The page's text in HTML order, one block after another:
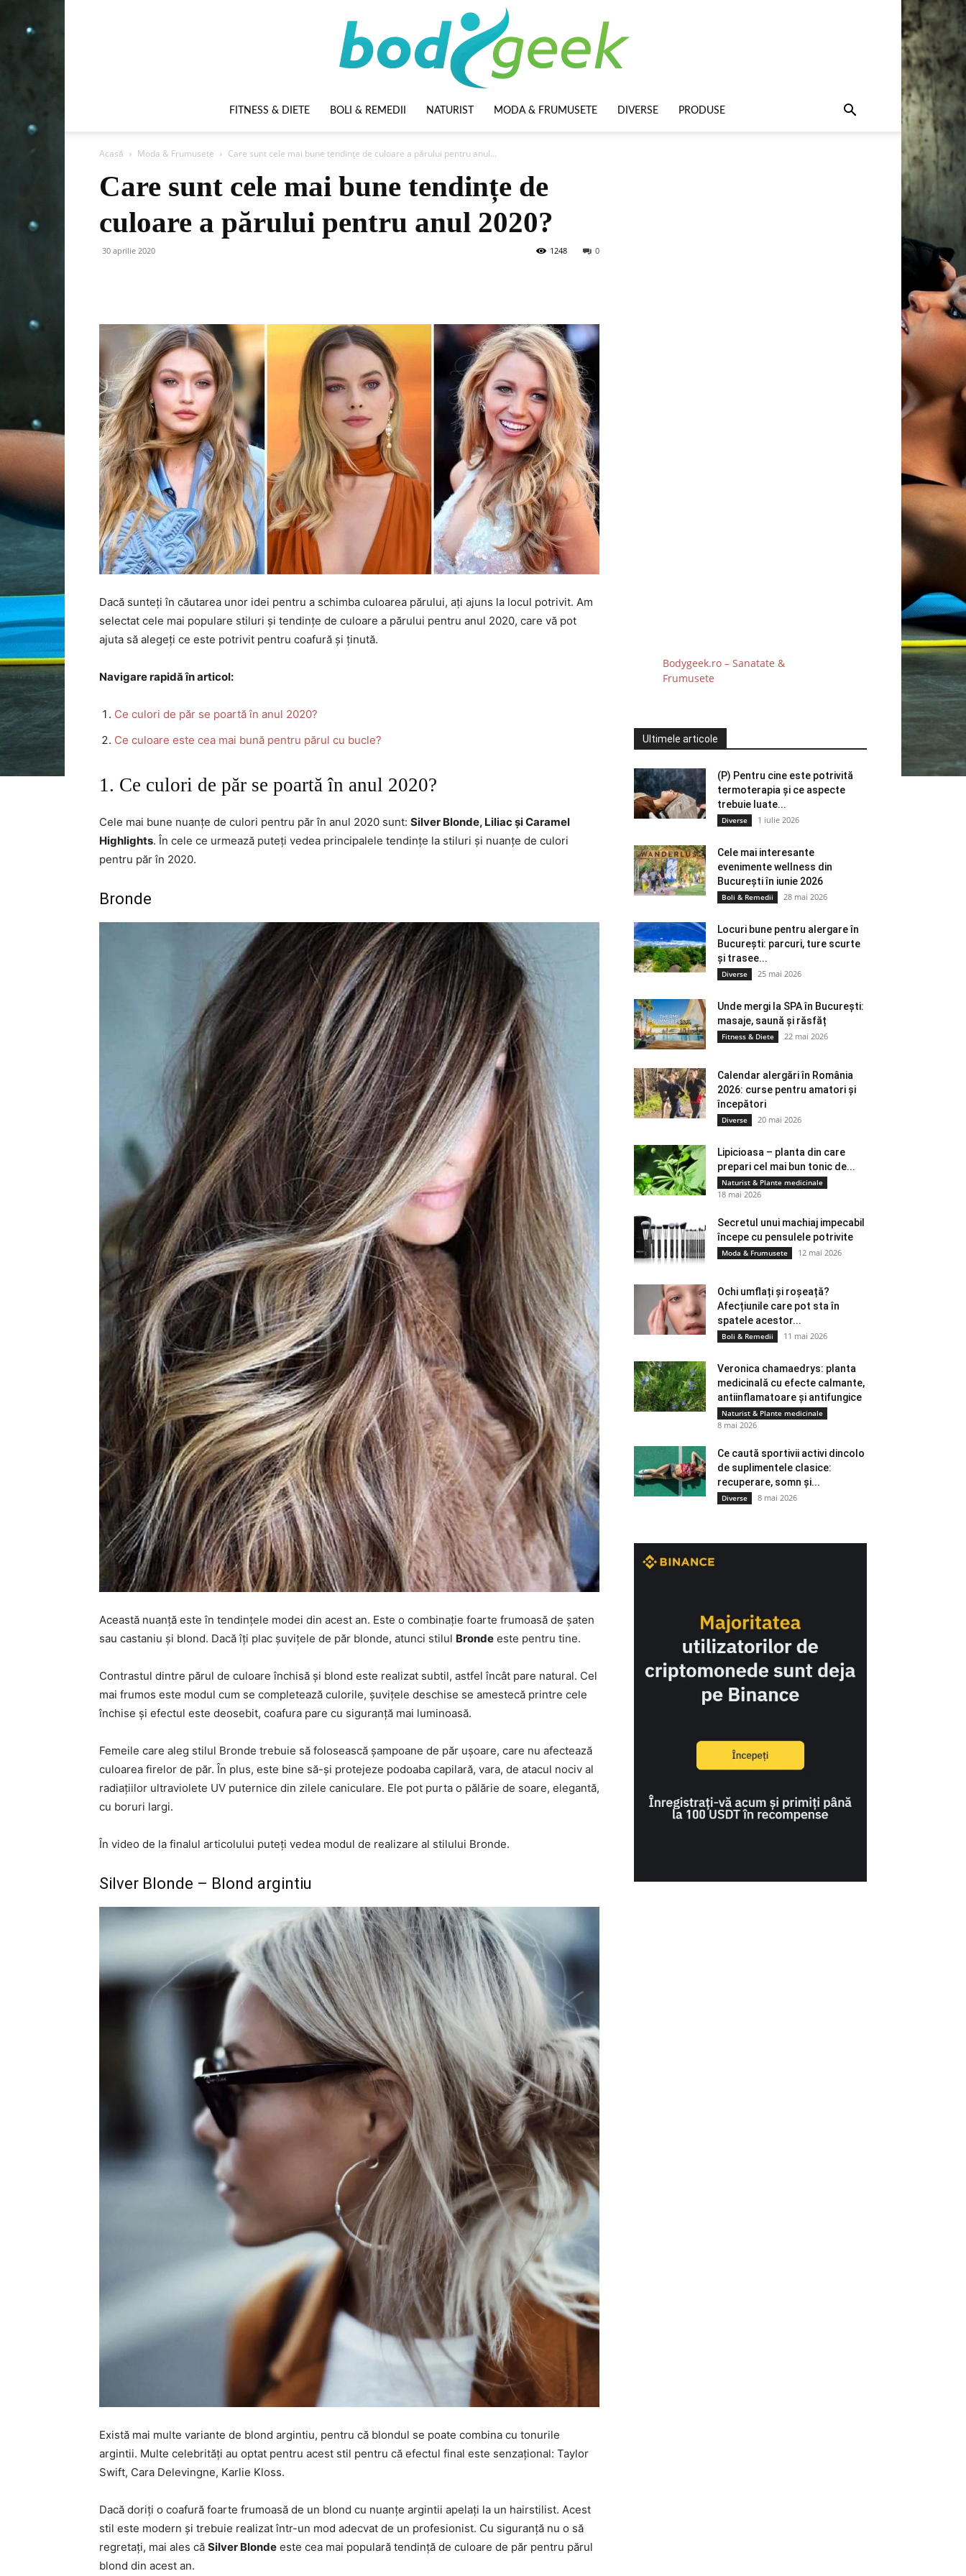
FITNESS & DIETE BOLI & REMEDII NATURIST MODA & FRUMUSETE DIVERSE PRODUSE
Acasă Moda & Frumusete Care sunt cele mai bune tendințe de culoare a părului pentru anul...
Care sunt cele mai bune tendințe de
culoare a părului pentru anul 2020?
30 aprilie 2020 0
1248
Dacă sunteți în căutarea unor idei pentru a schimba culoarea părului, ați ajuns la locul potrivit. Am
selectat cele mai populare stiluri și tendințe de culoare a părului pentru anul 2020, care vă pot
ajuta să alegeți ce este potrivit pentru coafură și ținută.
Navigare rapidă în articol:
Ce culori de păr se poartă în anul 2020?
Ce culoare este cea mai bună pentru părul cu bucle?
1. Ce culori de păr se poartă în anul 2020?
Cele mai bune nuanțe de culori pentru păr în anul 2020 sunt: Silver Blonde, Liliac și Caramel
Highlights. În cele ce urmează puteți vedea principalele tendințe la stiluri și nuanțe de culori
pentru păr în 2020.
Bronde
Această nuanță este în tendințele modei din acest an. Este o combinație foarte frumoasă de șaten
sau castaniu și blond. Dacă îți plac șuvițele de păr blonde, atunci stilul Bronde este pentru tine.
Contrastul dintre părul de culoare închisă și blond este realizat subtil, astfel încât pare natural. Cel
mai frumos este modul cum se completează culorile, șuvițele deschise se amestecă printre cele
închise și efectul este deosebit, coafura pare cu siguranță mai luminoasă.
Femeile care aleg stilul Bronde trebuie să folosească șampoane de păr ușoare, care nu afectează
culoarea firelor de păr. În plus, este bine să-și protejeze podoaba capilară, vara, de atacul nociv al
radiațiilor ultraviolete UV puternice din zilele caniculare. Ele pot purta o pălărie de soare, elegantă,
cu boruri largi.
În video de la finalul articolului puteți vedea modul de realizare al stilului Bronde.
Silver Blonde – Blond argintiu
Există mai multe variante de blond argintiu, pentru că blondul se poate combina cu tonurile
argintii. Multe celebrități au optat pentru acest stil pentru că efectul final este senzațional: Taylor
Swift, Cara Delevingne, Karlie Kloss.
Dacă doriți o coafură foarte frumoasă de un blond cu nuanțe argintii apelați la un hairstilist. Acest
stil este modern și trebuie realizat într-un mod adecvat de un profesionist. Cu siguranță nu o să
regretați, mai ales că Silver Blonde este cea mai populară tendință de culoare de păr pentru părul
blond din acest an.
Bodygeek.ro – Sanatate &
Frumusete
Ultimele articole
(P) Pentru cine este potrivită
termoterapia și ce aspecte
trebuie luate...
Diverse 1 iulie 2026
Cele mai interesante
evenimente wellness din
București în iunie 2026
Boli & Remedii 28 mai 2026
Locuri bune pentru alergare în
București: parcuri, ture scurte
și trasee...
Diverse 25 mai 2026
Unde mergi la SPA în București:
masaje, saună și răsfăț
Fitness & Diete 22 mai 2026
Calendar alergări în România
2026: curse pentru amatori și
începători
Diverse 20 mai 2026
Lipicioasa – planta din care
prepari cel mai bun tonic de...
Naturist & Plante medicinale
18 mai 2026
Secretul unui machiaj impecabil
începe cu pensulele potrivite
Moda & Frumusete 12 mai 2026
Ochi umflați și roșeață?
Afecțiunile care pot sta în
spatele acestor...
Boli & Remedii 11 mai 2026
Veronica chamaedrys: planta
medicinală cu efecte calmante,
antiinflamatoare și antifungice
Naturist & Plante medicinale
8 mai 2026
Ce caută sportivii activi dincolo
de suplimentele clasice:
recuperare, somn și...
Diverse 8 mai 2026